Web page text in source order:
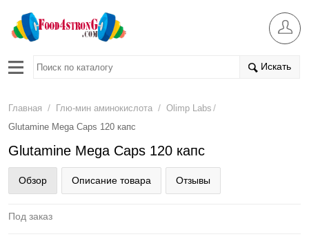
Искать
Главная / Глю-мин аминокислота / Olimp Labs /
Glutamine Mega Caps 120 капс
Glutamine Mega Caps 120 капс
Обзор Описание товара Отзывы
Под заказ